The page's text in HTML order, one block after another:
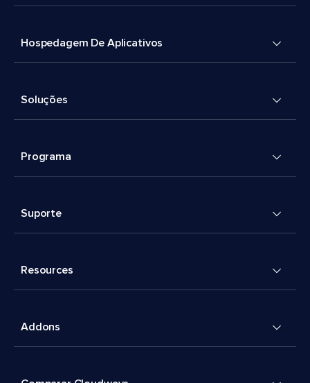
Hospedagem De Aplicativos
Soluções
Programa
Suporte
Resources
Addons